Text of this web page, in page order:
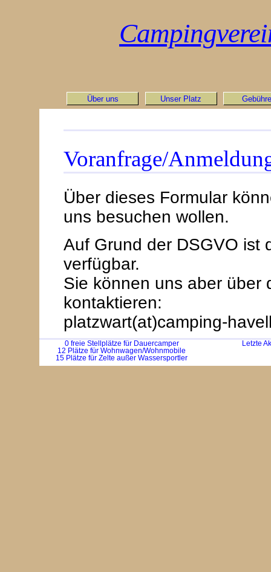
Über uns Unser Platz
Voranfrage/
Über dieses Formular
uns besuchen wollen.
Auf Grund der DSGVO ist
verfügbar.
Sie können uns aber über
kontaktieren:
platzwart(at)camping-
0 freie Stellplätze für Dauercamper
12 Plätze für Wohnwagen/Wohnmobile
15 Plätze für Zelte außer Wassersportler
Letzte